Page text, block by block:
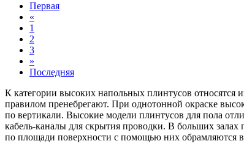
Первая
«
1
2
3
»
Последняя
К категории высоких напольных плинтусов относятся
правилом пренебрегают. При однотонной окраске
по вертикали. Высокие модели плинтусов для пола
кабель-каналы для скрытия проводки. В больших
по площади поверхности с помощью них обрамляются